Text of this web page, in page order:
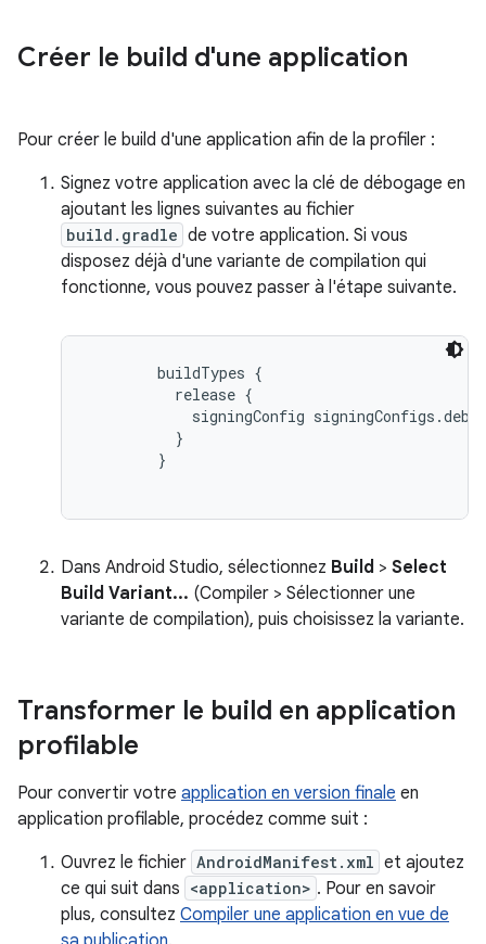
Créer le build d'une application
Pour créer le build d'une application afin de la profiler :
Signez votre application avec la clé de débogage en
ajoutant les lignes suivantes au fichier
build.gradle de votre application. Si vous
disposez déjà d'une variante de compilation qui
fonctionne, vous pouvez passer à l'étape suivante.
buildTypes {
          release {
            signingConfig signingConfigs.debug
          }
        }
Dans Android Studio, sélectionnez Build > Select
Build Variant... (Compiler > Sélectionner une
variante de compilation), puis choisissez la variante.
Transformer le build en application
profilable
Pour convertir votre application en version finale en
application profilable, procédez comme suit :
Ouvrez le fichier AndroidManifest.xml et ajoutez
ce qui suit dans <application> . Pour en savoir
plus, consultez Compiler une application en vue de